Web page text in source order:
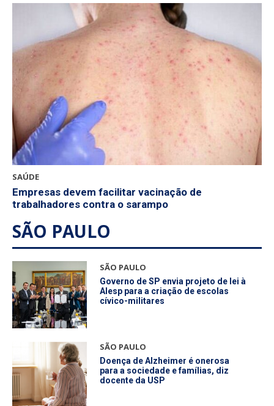
SAÚDE
Empresas devem facilitar vacinação de
trabalhadores contra o sarampo
SÃO PAULO
SÃO PAULO
Governo de SP envia projeto de lei à
Alesp para a criação de escolas
cívico-militares
SÃO PAULO
Doença de Alzheimer é onerosa
para a sociedade e famílias, diz
docente da USP